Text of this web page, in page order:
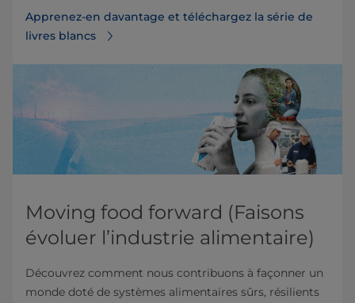
Apprenez-en davantage et téléchargez la série de
livres blancs
Moving food forward (Faisons
évoluer l’industrie alimentaire)
Découvrez comment nous contribuons à façonner un
monde doté de systèmes alimentaires sûrs, résilients